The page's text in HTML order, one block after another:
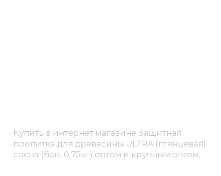
Купить в интернет магазине Защитная
пропитка для древесины ULTRA (глянцевая)
сосна (бан. 0,75кг) оптом и крупным оптом.